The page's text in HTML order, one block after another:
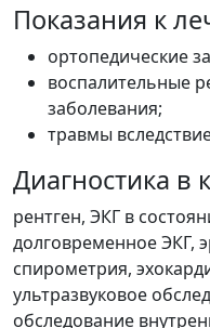
Показания к
ортопедические
воспалительные
заболевания;
травмы
Диагностика в
рентген, ЭКГ в
долговременное ЭКГ,
спирометрия,
ультразвуковое
обследование